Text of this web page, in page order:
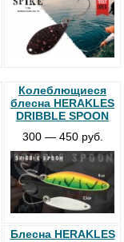
Колеблющиеся
блесна HERAKLES
DRIBBLE SPOON
300 — 450 руб.
Блесна HERAKLES